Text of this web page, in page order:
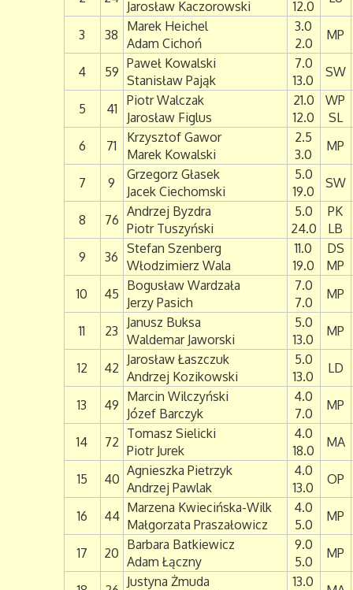
Jarosław Kaczorowski
12.0
3 38
Marek Heichel
Adam Cichoń
3.0
2.0
MP
4 59
Paweł Kowalski
Stanisław Pająk
7.0
13.0
SW
5 41
Piotr Walczak
Jarosław Figlus
21.0
12.0
WP
SL
6
71
Krzysztof Gawor
Marek Kowalski
2.5
3.0
MP
7 9
Grzegorz Głasek
Jacek Ciechomski
5.0
19.0
SW
8 76
Andrzej Byzdra
Piotr Tuszyński
5.0
24.0
PK
LB
9
36
Stefan Szenberg
Włodzimierz Wala
11.0
19.0
DS
MP
10
45
Bogusław Wardzała
Jerzy Pasich
7.0
7.0
MP
11 23
Janusz Buksa
Waldemar Jaworski
5.0
13.0
MP
12 42
Jarosław Łaszczuk
Andrzej Kozikowski
5.0
13.0
LD
13 49
Marcin Wilczyński
Józef Barczyk
4.0
7.0
MP
14 72
Tomasz Sielicki
Piotr Jurek
4.0
18.0
MA
15 40
Agnieszka Pietrzyk
Andrzej Pawlak
4.0
13.0
OP
16 44
Marzena Kwiecińska-Wilk
Małgorzata Praszałowicz
4.0
5.0
MP
17 20
Barbara Batkiewicz
Adam Łączny
9.0
5.0
MP
Justyna Żmuda
13.0